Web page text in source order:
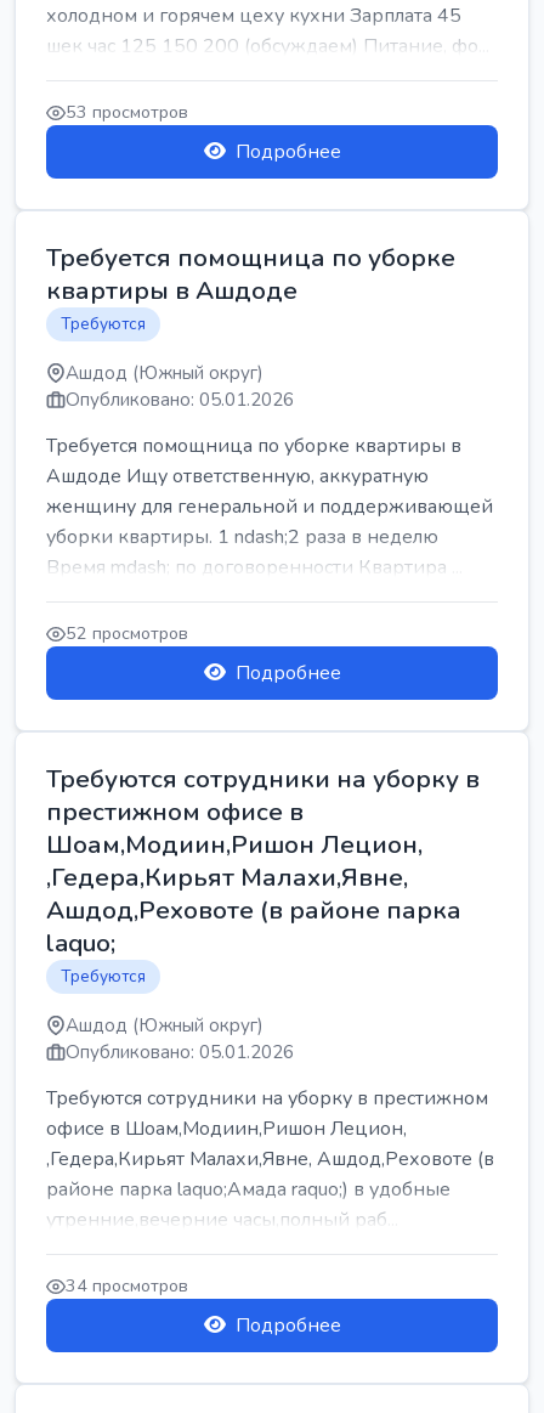
холодном и горячем цеху кухни Зарплата 45
шек час 125 150 200 (обсуждаем) Питание, фо...
53 просмотров
Подробнее
Требуется помощница по уборке
квартиры в Ашдоде
Требуются
Ашдод (Южный округ)
Опубликовано: 05.01.2026
Требуется помощница по уборке квартиры в
Ашдоде Ищу ответственную, аккуратную
женщину для генеральной и поддерживающей
уборки квартиры. 1 ndash;2 раза в неделю
Время mdash; по договоренности Квартира ...
52 просмотров
Подробнее
Требуются сотрудники на уборку в
престижном офисе в
Шоам,Модиин,Ришон Лецион,
,Гедера,Кирьят Малахи,Явне,
Ашдод,Реховоте (в районе парка
laquo;
Требуются
Ашдод (Южный округ)
Опубликовано: 05.01.2026
Требуются сотрудники на уборку в престижном
офисе в Шоам,Модиин,Ришон Лецион,
,Гедера,Кирьят Малахи,Явне, Ашдод,Реховоте (в
районе парка laquo;Амада raquo;) в удобные
утренние,вечерние часы,полный раб...
34 просмотров
Подробнее